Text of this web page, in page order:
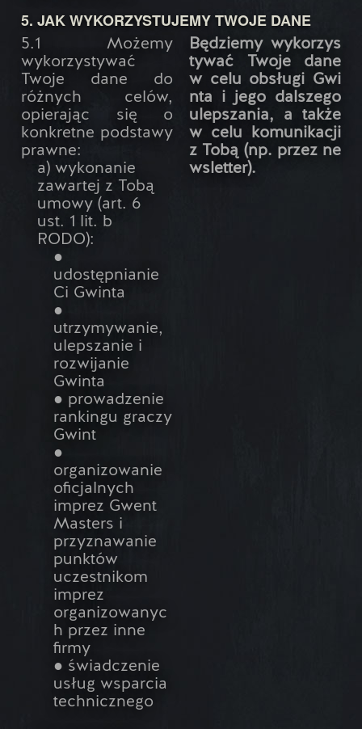
5. JAK WYKORZYSTUJEMY TWOJE DANE
5.1 Możemy
wykorzystywać
Twoje dane do
różnych celów,
opierając się o
konkretne podstawy
prawne:
a) wykonanie
zawartej z Tobą
umowy (art. 6
ust. 1 lit. b
RODO):
●
udostępnianie
Ci Gwinta
●
utrzymywanie,
ulepszanie i
rozwijanie
Gwinta
● prowadzenie
rankingu graczy
Gwint
●
organizowanie
oficjalnych
imprez Gwent
Masters i
przyznawanie
punktów
uczestnikom
imprez
organizowanyc
h przez inne
firmy
● świadczenie
usług wsparcia
technicznego
Będziemy wykorzys
tywać Twoje dane
w celu obsługi Gwi
nta i jego dalszego
ulepszania, a także
w celu komunikacji
z Tobą (np. przez ne
wsletter).